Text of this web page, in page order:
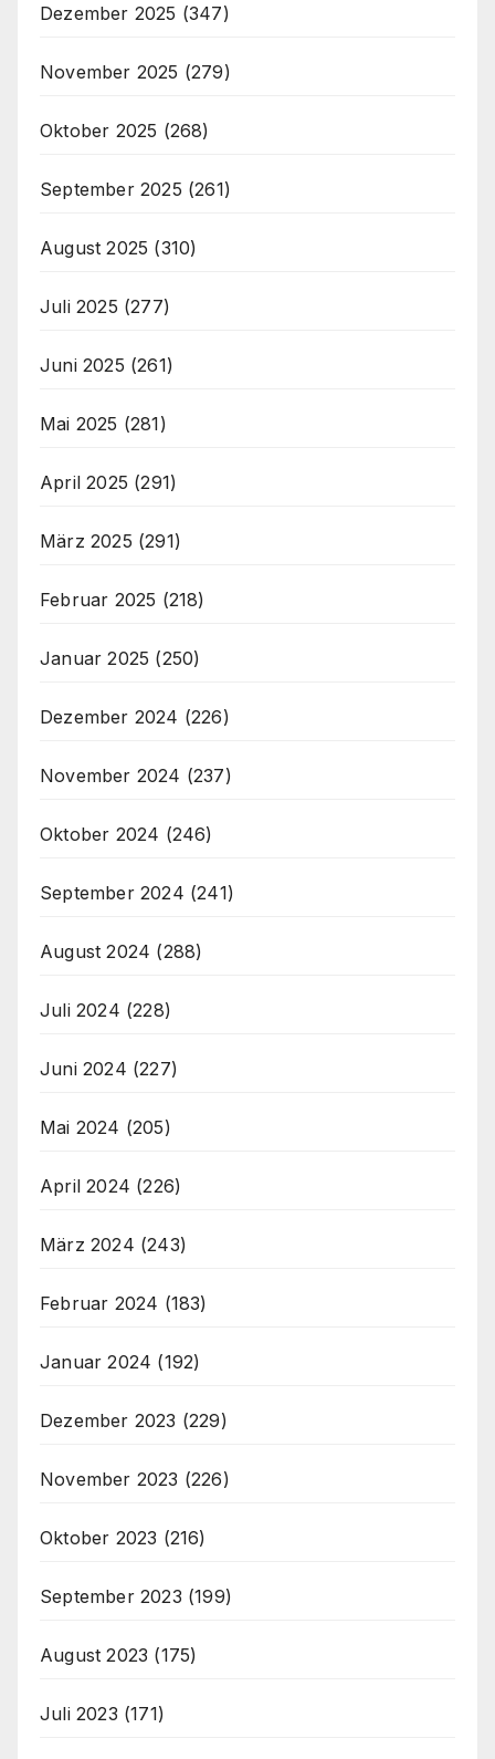
Dezember 2025 (347)
November 2025 (279)
Oktober 2025 (268)
September 2025 (261)
August 2025 (310)
Juli 2025 (277)
Juni 2025 (261)
Mai 2025 (281)
April 2025 (291)
März 2025 (291)
Februar 2025 (218)
Januar 2025 (250)
Dezember 2024 (226)
November 2024 (237)
Oktober 2024 (246)
September 2024 (241)
August 2024 (288)
Juli 2024 (228)
Juni 2024 (227)
Mai 2024 (205)
April 2024 (226)
März 2024 (243)
Februar 2024 (183)
Januar 2024 (192)
Dezember 2023 (229)
November 2023 (226)
Oktober 2023 (216)
September 2023 (199)
August 2023 (175)
Juli 2023 (171)